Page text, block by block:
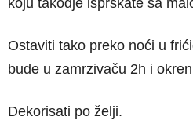
Ostaviti tako preko noći u
bude u zamrzivaču 2h i
Dekorisati po želji.